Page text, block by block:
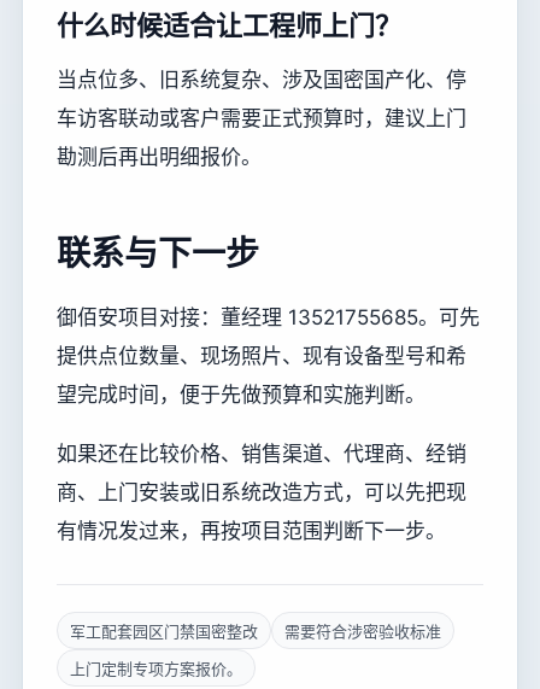
什么时候适合让工程师上门？
当点位多、旧系统复杂、涉及国密国产化、停
车访客联动或客户需要正式预算时，建议上门
勘测后再出明细报价。
联系与下一步
御佰安项目对接：董经理 13521755685。可先
提供点位数量、现场照片、现有设备型号和希
望完成时间，便于先做预算和实施判断。
如果还在比较价格、销售渠道、代理商、经销
商、上门安装或旧系统改造方式，可以先把现
有情况发过来，再按项目范围判断下一步。
军工配套园区门禁国密整改
需要符合涉密验收标准
上门定制专项方案报价。